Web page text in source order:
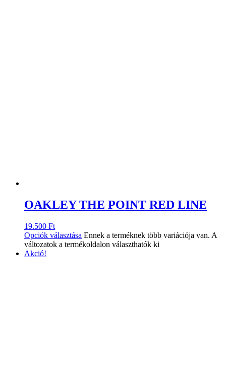
OAKLEY THE POINT RED LINE
19.500 Ft
Opciók választása Ennek a terméknek több variációja van. A
változatok a termékoldalon választhatók ki
Akció!